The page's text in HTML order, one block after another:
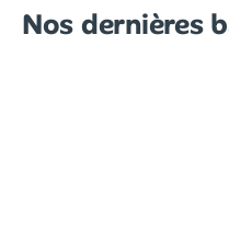
Nos dernières